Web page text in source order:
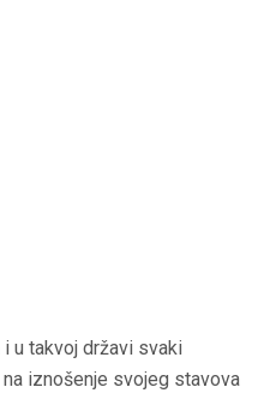
u takvoj državi svaki
iznošenje svojeg stavova